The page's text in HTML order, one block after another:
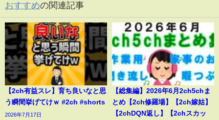
おすすめの関連記事
【2ch有益スレ】育ち良いなと思
う瞬間挙げてけｗ #2ch #shorts
2026年7月17日
【総集編】2026年6月2ch5chま
とめ【2ch修羅場】【2ch嫁姑】
【2chDQN返し】【2chスカッ